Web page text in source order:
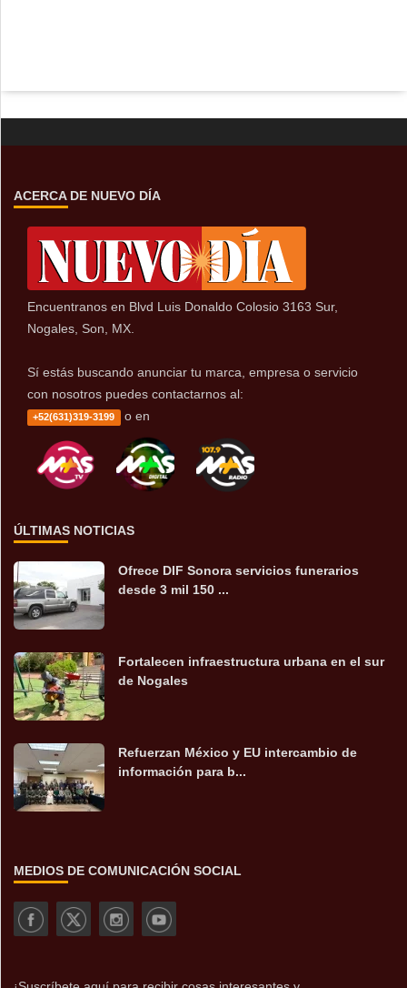
ACERCA DE NUEVO DÍA
Encuentranos en Blvd Luis Donaldo Colosio 3163 Sur,
Nogales, Son, MX.
Sí estás buscando anunciar tu marca, empresa o servicio
con nosotros puedes contactarnos al:
+52(631)319-3199 o en
ÚLTIMAS NOTICIAS
Ofrece DIF Sonora servicios funerarios
desde 3 mil 150 ...
Fortalecen infraestructura urbana en el sur
de Nogales
Refuerzan México y EU intercambio de
información para b...
MEDIOS DE COMUNICACIÓN SOCIAL